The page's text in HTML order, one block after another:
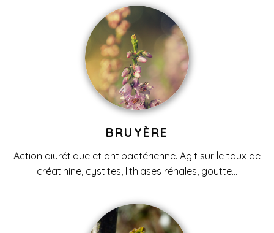
BRUYÈRE
Action diurétique et antibactérienne. Agit sur le taux de
créatinine, cystites, lithiases rénales, goutte…